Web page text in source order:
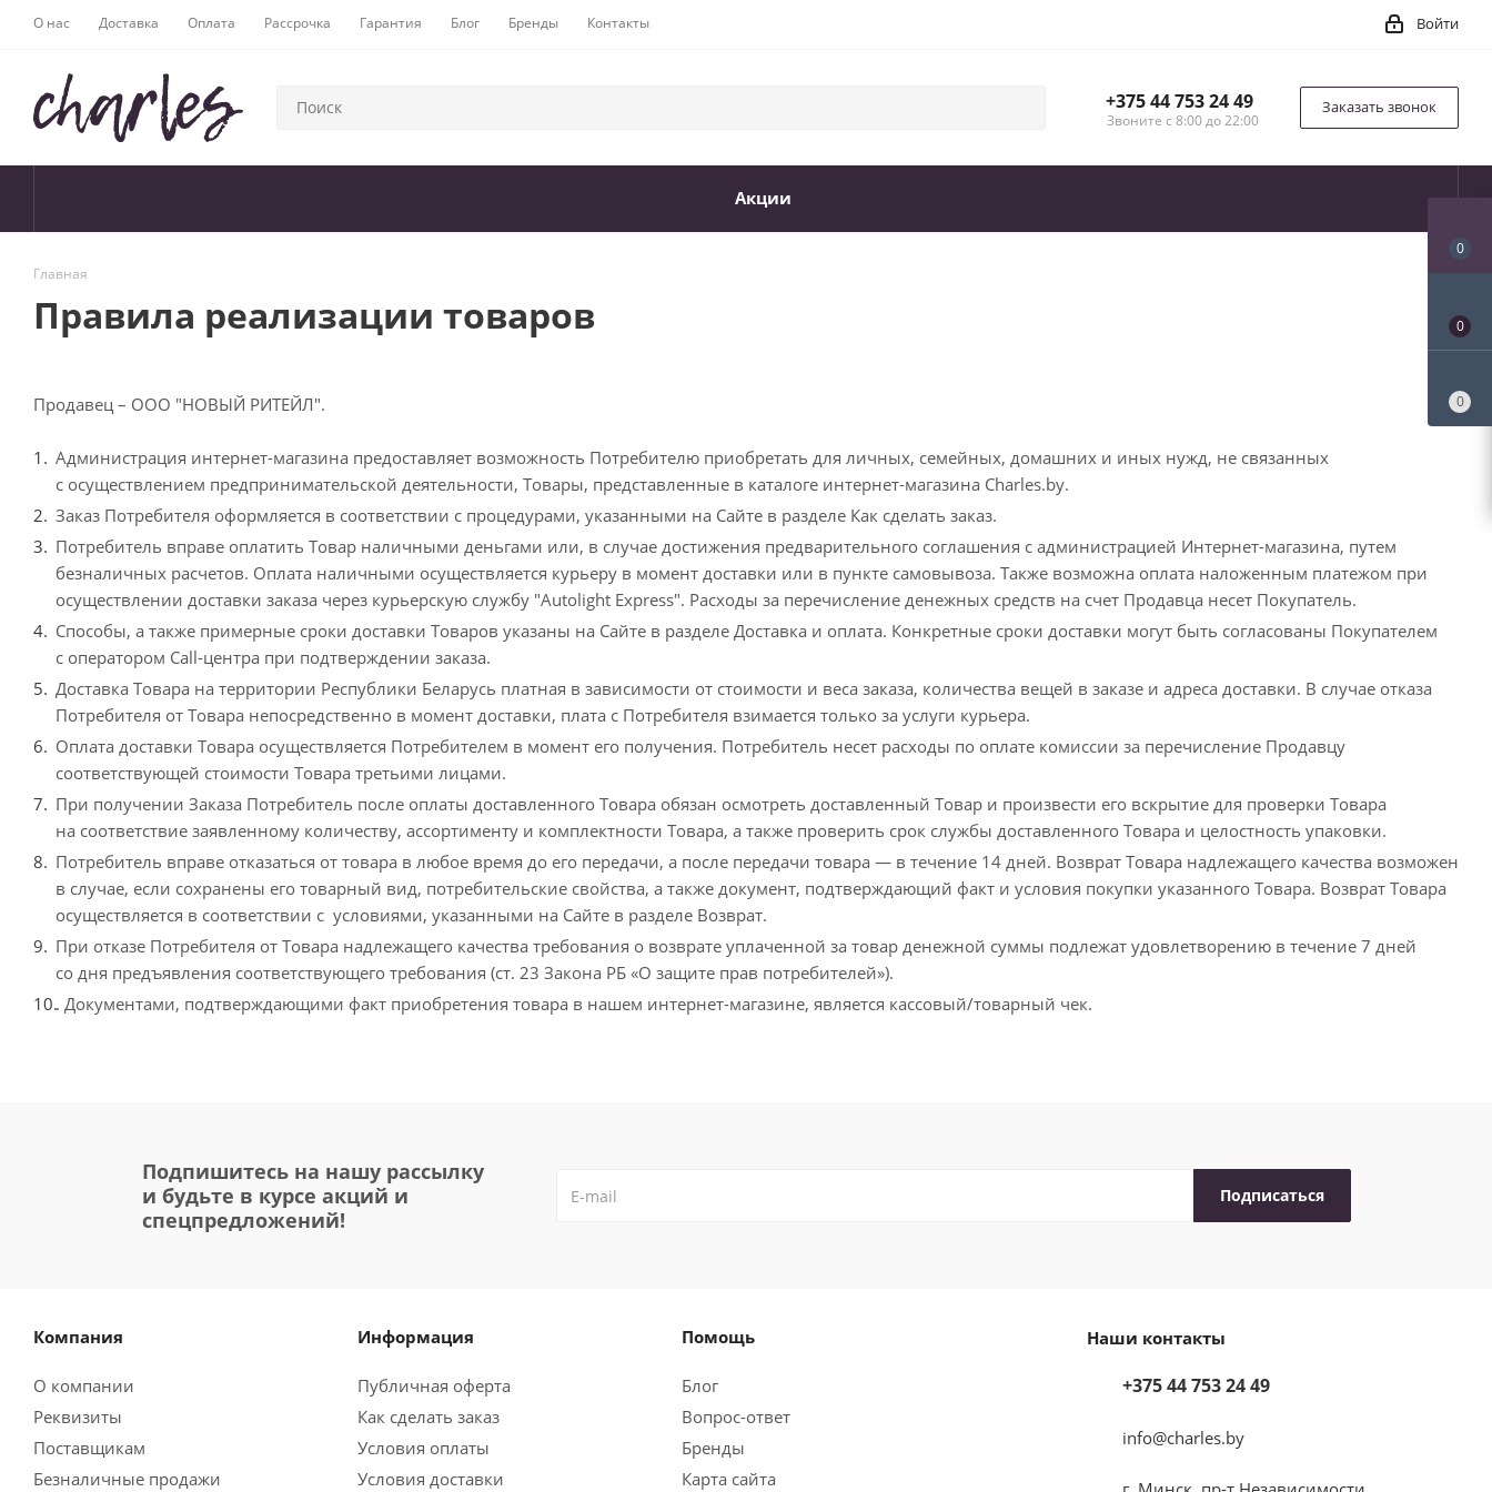
О нас Доставка Оплата Рассрочка Гарантия Блог Бренды Контакты Войти
+375 44 753 24 49
Звоните с 8:00 до 22:00
Заказать звонок
Акции
Главная
Правила реализации товаров
Продавец – ООО "НОВЫЙ РИТЕЙЛ".
Администрация интернет-магазина предоставляет возможность Потребителю приобретать для личных, семейных, домашних и иных нужд, не связанных
с осуществлением предпринимательской деятельности, Товары, представленные в каталоге интернет-магазина Charles.by.
Заказ Потребителя оформляется в соответствии с процедурами, указанными на Сайте в разделе Как сделать заказ.
Потребитель вправе оплатить Товар наличными деньгами или, в случае достижения предварительного соглашения с администрацией Интернет-магазина, путем
безналичных расчетов. Оплата наличными осуществляется курьеру в момент доставки или в пункте самовывоза. Также возможна оплата наложенным платежом при
осуществлении доставки заказа через курьерскую службу "Autolight Express". Расходы за перечисление денежных средств на счет Продавца несет Покупатель.
Способы, а также примерные сроки доставки Товаров указаны на Сайте в разделе Доставка и оплата. Конкретные сроки доставки могут быть согласованы Покупателем
с оператором Call-центра при подтверждении заказа.
Доставка Товара на территории Республики Беларусь платная в зависимости от стоимости и веса заказа, количества вещей в заказе и адреса доставки. В случае отказа
Потребителя от Товара непосредственно в момент доставки, плата с Потребителя взимается только за услуги курьера.
Оплата доставки Товара осуществляется Потребителем в момент его получения. Потребитель несет расходы по оплате комиссии за перечисление Продавцу
соответствующей стоимости Товара третьими лицами.
При получении Заказа Потребитель после оплаты доставленного Товара обязан осмотреть доставленный Товар и произвести его вскрытие для проверки Товара
на соответствие заявленному количеству, ассортименту и комплектности Товара, а также проверить срок службы доставленного Товара и целостность упаковки.
Потребитель вправе отказаться от товара в любое время до его передачи, а после передачи товара — в течение 14 дней. Возврат Товара надлежащего качества возможен
в случае, если сохранены его товарный вид, потребительские свойства, а также документ, подтверждающий факт и условия покупки указанного Товара. Возврат Товара
осуществляется в соответствии с условиями, указанными на Сайте в разделе Возврат.
При отказе Потребителя от Товара надлежащего качества требования о возврате уплаченной за товар денежной суммы подлежат удовлетворению в течение 7 дней
со дня предъявления соответствующего требования (ст. 23 Закона РБ «О защите прав потребителей»).
. Документами, подтверждающими факт приобретения товара в нашем интернет-магазине, является кассовый/товарный чек.
Подпишитесь на нашу рассылку
и будьте в курсе акций и
спецпредложений!
Компания
О компании
Реквизиты
Поставщикам
Безналичные продажи
Информация
Публичная оферта
Как сделать заказ
Условия оплаты
Условия доставки
Помощь
Блог
Вопрос-ответ
Бренды
Карта сайта
Наши контакты
+375 44 753 24 49
info@charles.by
0
0
0